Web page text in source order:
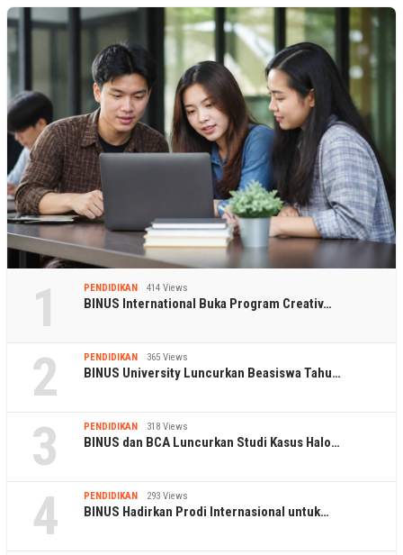
1 PENDIDIKAN 414 Views
BINUS International Buka Program Creativ…
2 PENDIDIKAN 365 Views
BINUS University Luncurkan Beasiswa Tahu…
3 PENDIDIKAN 318 Views
BINUS dan BCA Luncurkan Studi Kasus Halo…
4 PENDIDIKAN 293 Views
BINUS Hadirkan Prodi Internasional untuk…